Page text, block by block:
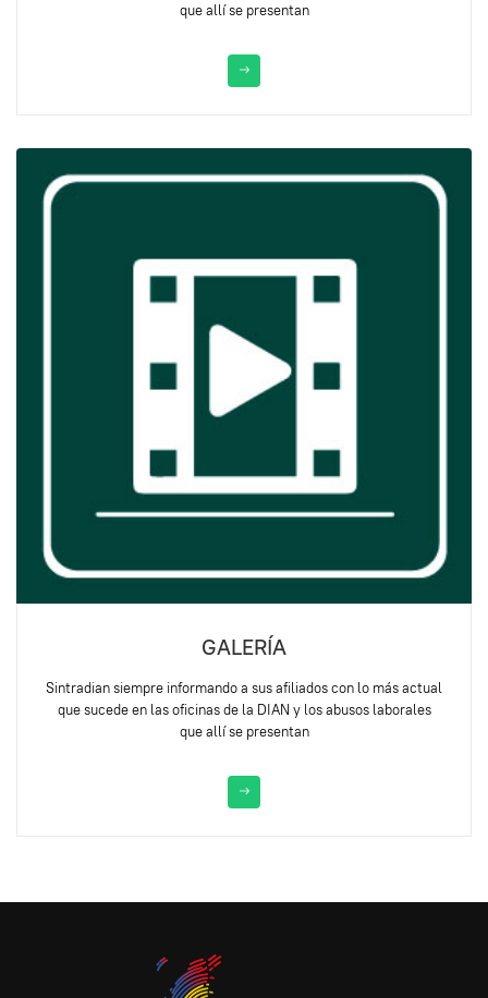
que allí se presentan
GALERÍA
Sintradian siempre informando a sus afiliados con lo más actual
que sucede en las oficinas de la DIAN y los abusos laborales
que allí se presentan